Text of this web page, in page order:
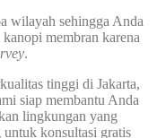
wilayah sehingga Anda
membran karena
.
tinggi di Jakarta,
siap membantu Anda
lingkungan yang
untuk konsultasi gratis